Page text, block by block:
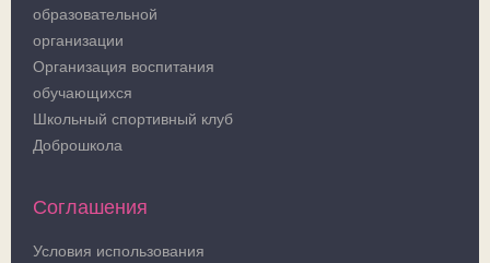
образовательной
организации
Организация воспитания
обучающихся
Школьный спортивный клуб
Доброшкола
Соглашения
Условия использования